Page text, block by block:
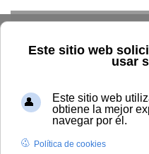
Home La UNIA
Ignacio Martín Ríos